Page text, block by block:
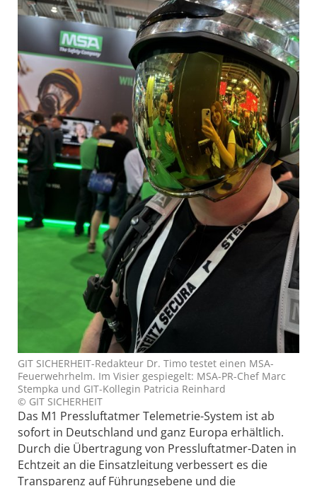
GIT SICHERHEIT-Redakteur Dr. Timo testet einen MSA-
Feuerwehrhelm. Im Visier gespiegelt: MSA-PR-Chef Marc
Stempka und GIT-Kollegin Patricia Reinhard
© GIT SICHERHEIT
Das M1 Pressluftatmer Telemetrie-System ist ab
sofort in Deutschland und ganz Europa erhältlich.
Durch die Übertragung von Pressluftatmer-Daten in
Echtzeit an die Einsatzleitung verbessert es die
Transparenz auf Führungsebene und die